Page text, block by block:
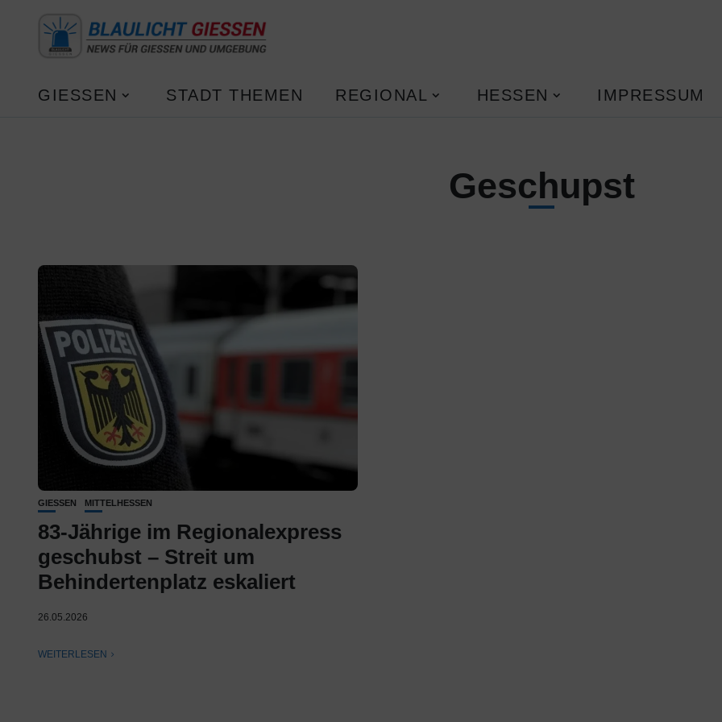
GIESSEN STADT THEMEN REGIONAL HESSEN IMPRESSUM
Geschupst
GIESSEN MITTELHESSEN
83-Jährige im Regionalexpress
geschubst – Streit um
Behindertenplatz eskaliert
26.05.2026
WEITERLESEN